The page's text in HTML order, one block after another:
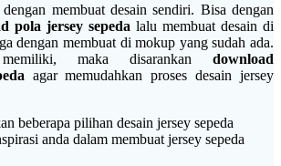
membuat desain sendiri. Bisa dengan
pola jersey sepeda lalu membuat desain di
dengan membuat di mokup yang sudah ada.
maka disarankan download
agar memudahkan proses desain jersey
beberapa pilihan desain jersey sepeda
anda dalam membuat jersey sepeda